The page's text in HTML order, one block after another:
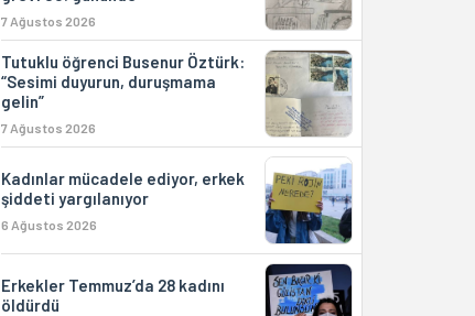
7 Ağustos 2026
Tutuklu öğrenci Busenur Öztürk:
“Sesimi duyurun, duruşmama
gelin”
7 Ağustos 2026
Kadınlar mücadele ediyor, erkek
şiddeti yargılanıyor
6 Ağustos 2026
Erkekler Temmuz’da 28 kadını
öldürdü